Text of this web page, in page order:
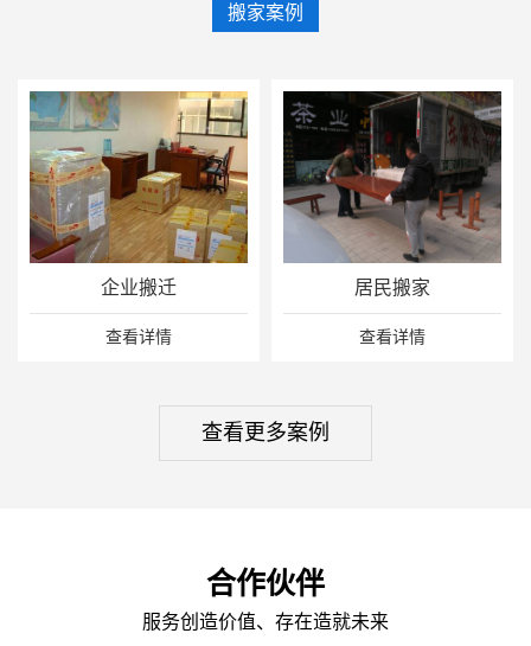
搬家案例
企业搬迁
查看详情
居民搬家
查看详情
查看更多案例
合作伙伴
服务创造价值、存在造就未来